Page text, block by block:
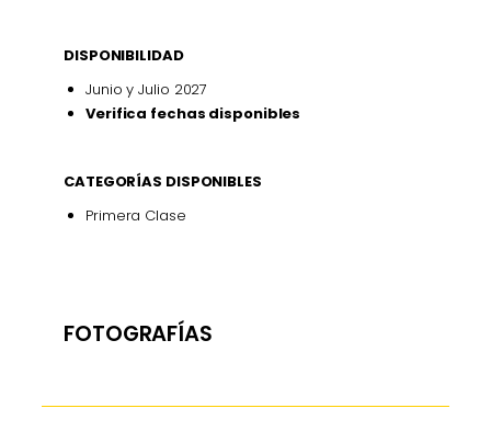
DISPONIBILIDAD
Junio y Julio 2027
Verifica fechas disponibles
CATEGORÍAS DISPONIBLES
Primera Clase
FOTOGRAFÍAS